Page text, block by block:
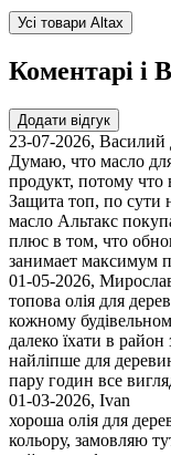
Усі товари Altax
Коментарі і
Додати відгук
23-07-2026, Василий
Думаю, что масло
продукт, потому что
Защита топ, по сути
масло Альтакс
плюс в том, что
занимает максимум
01-05-2026,
топова олія для
кожному
далеко їхати в
найліпше для
пару годин все
01-03-2026, Ivan
хороша олія для
кольору, замовляю